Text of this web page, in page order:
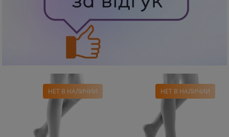
НЕТ В НАЛИЧИИ НЕТ В НАЛИЧИИ